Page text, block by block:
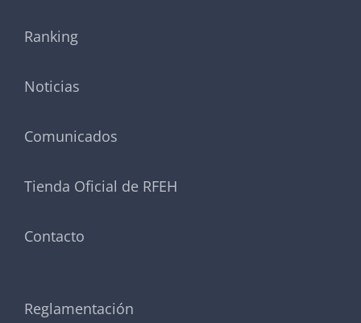
Ranking
Noticias
Comunicados
Tienda Oficial de RFEH
Contacto
Reglamentación